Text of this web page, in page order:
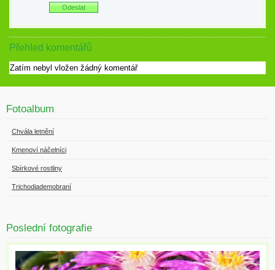
Přehled komentářů
Zatím nebyl vložen žádný komentář
Fotoalbum
Chvála letnění
Kmenoví náčelníci
Sbírkové rostliny
Trichodiademobraní
Poslední fotografie